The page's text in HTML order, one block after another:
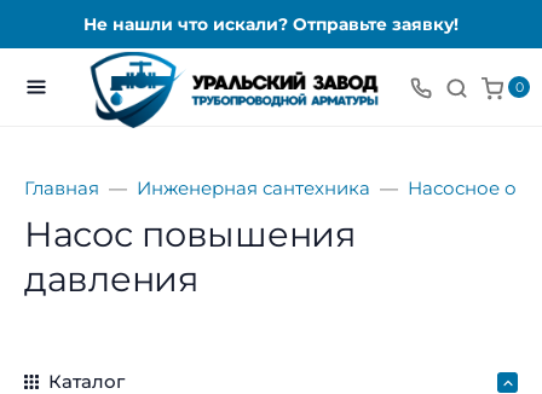
Не нашли что искали? Отправьте заявку!
0
Главная Инженерная сантехника Насосное
Насос повышения
давления
Каталог